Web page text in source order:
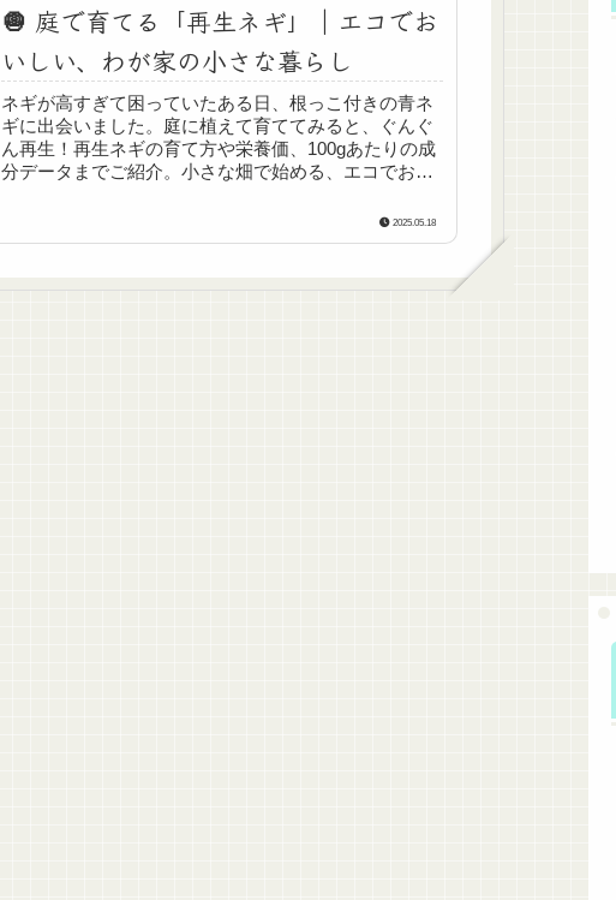
🧅 庭で育てる「再生ネギ」｜エコでお
いしい、わが家の小さな暮らし
ネギが高すぎて困っていたある日、根っこ付きの青ネ
ギに出会いました。庭に植えて育ててみると、ぐんぐ
ん再生！再生ネギの育て方や栄養価、100gあたりの成
分データまでご紹介。小さな畑で始める、エコでおい
2025.05.18